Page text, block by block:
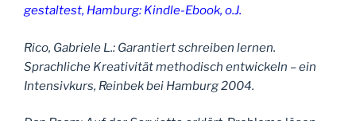
gestaltest, Hamburg: Kindle-Ebook, o.J.
Rico, Gabriele L.: Garantiert schreiben lernen.
Sprachliche Kreativität methodisch entwickeln – ein
Intensivkurs, Reinbek bei Hamburg 2004.